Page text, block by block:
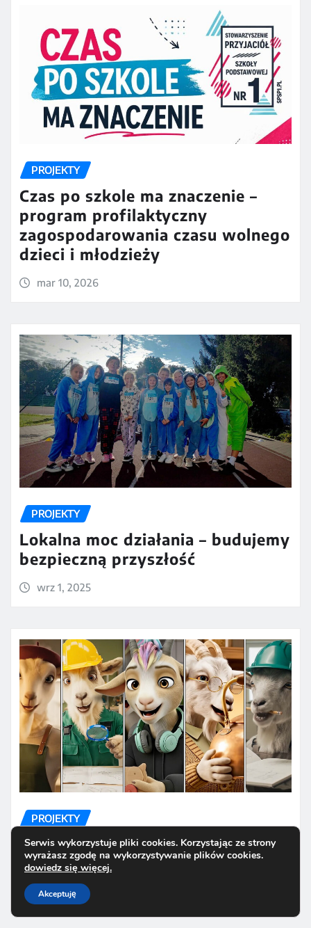
PROJEKTY
Czas po szkole ma znaczenie –
program profilaktyczny
zagospodarowania czasu wolnego
dzieci i młodzieży
mar 10, 2026
PROJEKTY
Lokalna moc działania – budujemy
bezpieczną przyszłość
wrz 1, 2025
PROJEKTY
Zamknięty Obieg – Otwarte
Umysły
lip 7, 2025
Serwis wykorzystuje pliki cookies. Korzystając ze strony
wyrażasz zgodę na wykorzystywanie plików cookies.
dowiedz się więcej.
Akceptuję